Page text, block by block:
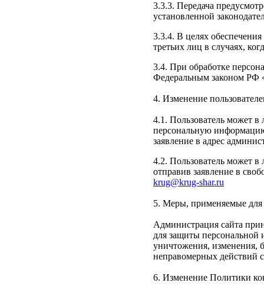
3.3.3. Передача
установленной
3.3.4. В целях
третьих лиц в случаях,
3.4. При обработке
Федеральным законом РФ
4. Изменение
4.1. Пользователь может
персональную
заявление в адрес
4.2. Пользователь может в
отправив заявление в
krug@krug-shar.ru
5. Меры, применяемые для
Администрация сайта
для защиты персональной
уничтожения, изменения,
неправомерных действий
6. Изменение Политики